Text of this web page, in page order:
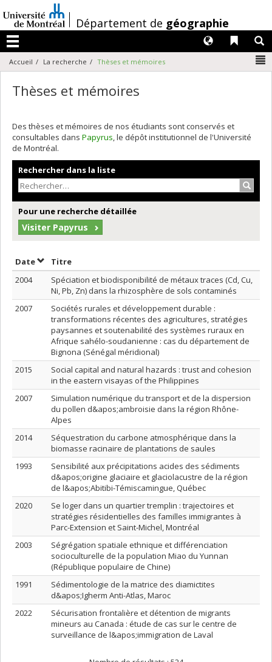
au
contenu
/Département de géographie
Menu
Liens
Langues
Accueil La recherche Thèses et mémoires
Thèses et mémoires
Des thèses et mémoires de nos étudiants sont conservés et
consultables dans Papyrus, le dépôt institutionnel de l'Université
de Montréal.
Rechercher dans la liste
Pour une recherche détaillée
Visiter Papyrus
DateTrier par date en ordre décroissant
Titre
2004
Spéciation et biodisponibilité de métaux traces (Cd, Cu,
Ni, Pb, Zn) dans la rhizosphère de sols contaminés
2007
Sociétés rurales et développement durable :
transformations récentes des agricultures, stratégies
paysannes et soutenabilité des systèmes ruraux en
Afrique sahélo-soudanienne : cas du département de
Bignona (Sénégal méridional)
2015
Social capital and natural hazards : trust and cohesion
in the eastern visayas of the Philippines
2007
Simulation numérique du transport et de la dispersion
du pollen d&apos;ambroisie dans la région Rhône-
Alpes
2014
Séquestration du carbone atmosphérique dans la
biomasse racinaire de plantations de saules
1993
Sensibilité aux précipitations acides des sédiments
d&apos;origine glaciaire et glaciolacustre de la région
de l&apos;Abitibi-Témiscamingue, Québec
2020
Se loger dans un quartier tremplin : trajectoires et
stratégies résidentielles des familles immigrantes à
Parc-Extension et Saint-Michel, Montréal
2003
Ségrégation spatiale ethnique et différenciation
socioculturelle de la population Miao du Yunnan
(République populaire de Chine)
1991
Sédimentologie de la matrice des diamictites
d&apos;Igherm Anti-Atlas, Maroc
2022
Sécurisation frontalière et détention de migrants
mineurs au Canada : étude de cas sur le centre de
surveillance de l&apos;immigration de Laval